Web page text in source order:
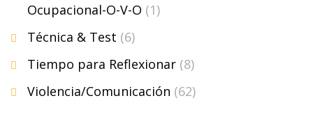
Ocupacional-O-V-O (1)
Técnica & Test (6)
Tiempo para Reflexionar (8)
Violencia/Comunicación (62)